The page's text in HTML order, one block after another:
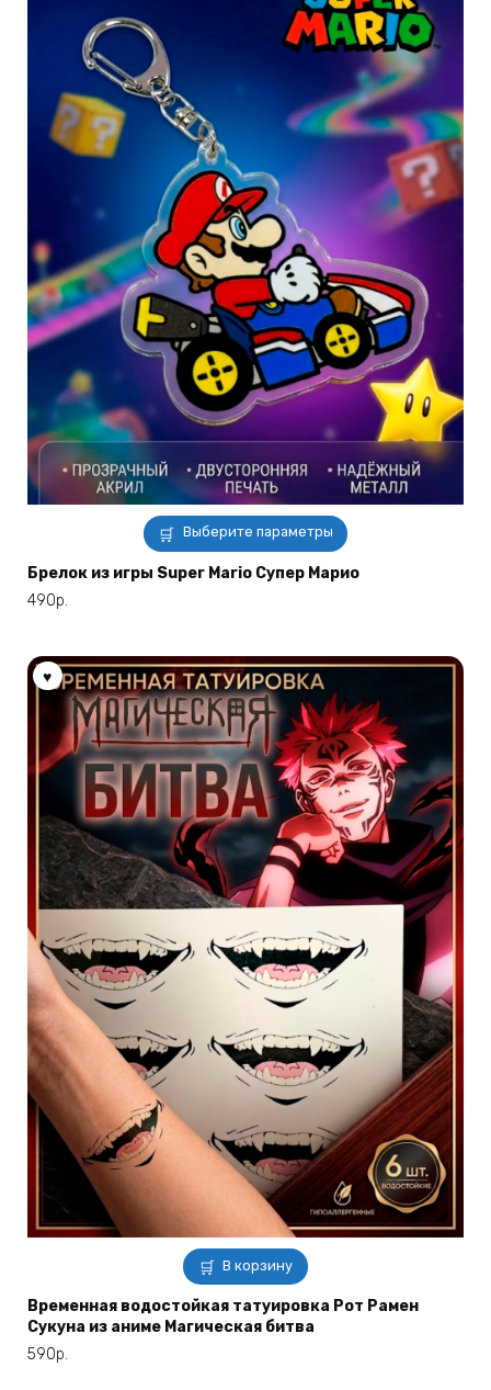
Выберите параметры
Этот
товар
имеет
можно
выбрать
на
странице
товара.
Брелок из игры Super Mario Супер Марио
490р.
В корзину
Временная водостойкая татуировка Рот Рамен
Сукуна из аниме Магическая битва
590р.